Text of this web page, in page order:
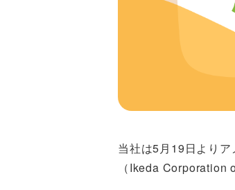
当社は5月19日より
（Ikeda Corporation